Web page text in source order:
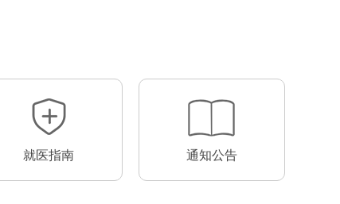
就医指南 通知公告